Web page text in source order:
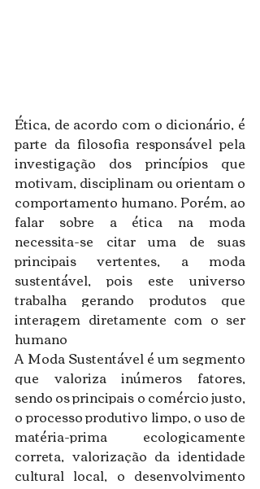
Ética, de acordo com o dicionário, é
parte da filosofia responsável pela
investigação dos princípios que
motivam, disciplinam ou orientam o
comportamento humano. Porém, ao
falar sobre a ética na moda
necessita-se citar uma de suas
principais vertentes, a moda
sustentável, pois este universo
trabalha gerando produtos que
interagem diretamente com o ser
humano
A Moda Sustentável é um segmento
que valoriza inúmeros fatores,
sendo os principais o comércio justo,
o processo produtivo limpo, o uso de
matéria-prima ecologicamente
correta, valorização da identidade
cultural local, o desenvolvimento